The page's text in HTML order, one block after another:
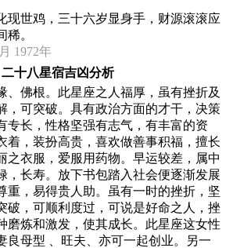
现世鸡，三十六岁显身手，财源滚滚应
稀。
1972年
二十八星宿吉凶分析
、佛根。此星座之人福厚，虽有挫折及
，可突破。具有政治方面的才干，决策
专长，性格坚强有志气，有丰富的资
着，装扮高贵，喜欢做善事积福，擅长
之衣服，爱服用药物。早运较差，属中
，长寿。放下书包踏入社会便逐渐发展
重，易得贵人助。虽有一时的挫折，坚
破，可顺利度过，可说是好命之人，挫
磨炼和激发，使其成长。此星座这女性
良母型 、旺夫、亦可一起创业。另一